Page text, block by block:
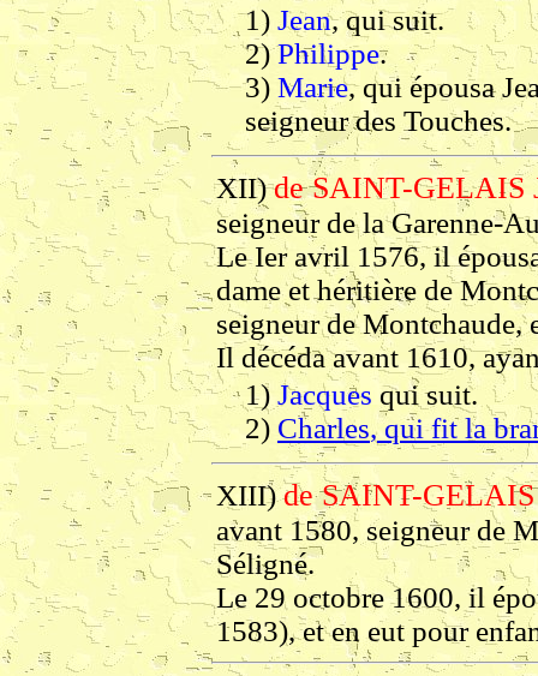
1) Jean, qui suit.
2)Philippe.
3) Marie, qui épousa
seigneur des Touches.
XII)de SAINT-GELAIS
seigneur de la Garenne-
Le Ier avril 1576, il
dame et héritière de
seigneur de Montchaude,
Il décéda avant 1610,
1) Jacques qui suit.
2) Charles, qui fit la
XIII)de SAINT-
avant 1580, seigneur de
Séligné.
Le 29 octobre 1600, il
1583), et en eut pour